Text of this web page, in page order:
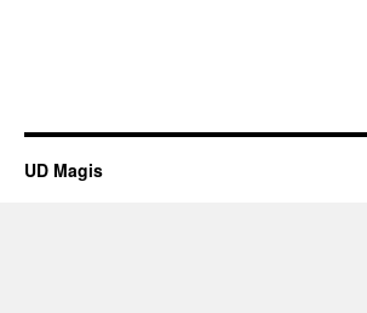
UD Magis